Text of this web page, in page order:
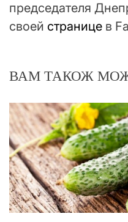
председателя
своей странице в
ВАМ ТАКОЖ